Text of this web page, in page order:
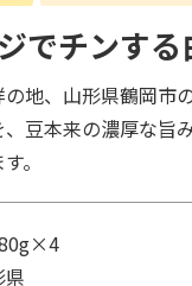
でチンす
地、山形県鶴岡市
豆本来の濃厚な旨
。